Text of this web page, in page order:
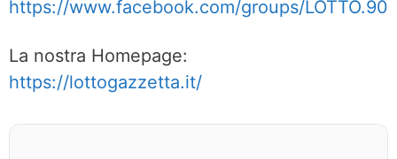
https://www.facebook.com/groups/LOTTO.90
La nostra Homepage:
https://lottogazzetta.it/